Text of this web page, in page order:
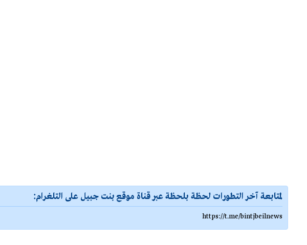
لمتابعة آخر التطورات لحظة بلحظة عبر قناة موقع بنت جبيل على التلغرام:
https://t.me/bintjbeilnews